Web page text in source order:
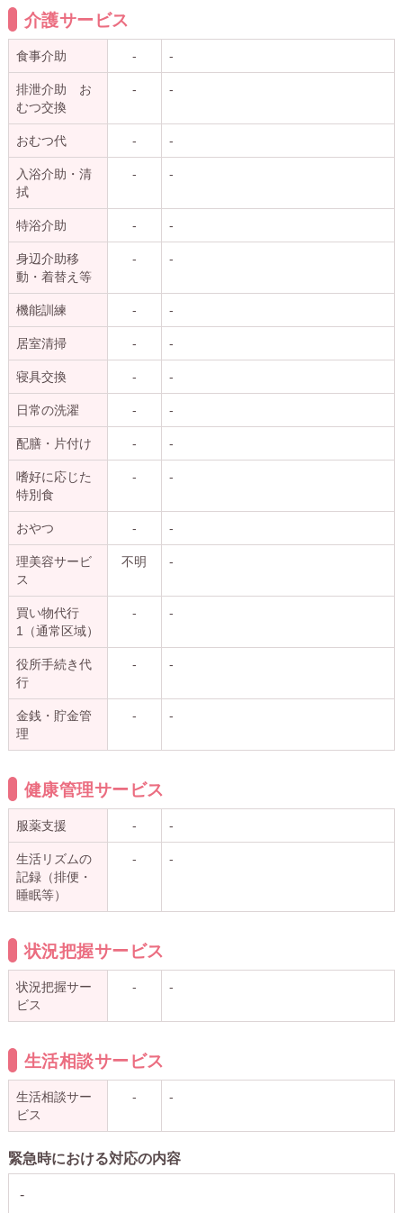
介護サービス
食事介助 - -
排泄介助 お
むつ交換
- -
おむつ代 - -
入浴介助・清
拭
- -
特浴介助 - -
身辺介助移
動・着替え等
- -
機能訓練 - -
居室清掃 - -
寝具交換 - -
日常の洗濯 - -
配膳・片付け - -
嗜好に応じた
特別食
- -
おやつ - -
理美容サービ
ス
不明 -
買い物代行
1（通常区域）
- -
役所手続き代
行
- -
金銭・貯金管
理
- -
健康管理サービス
服薬支援 - -
生活リズムの
記録（排便・
睡眠等）
- -
状況把握サービス
状況把握サー
ビス
- -
生活相談サービス
生活相談サー
ビス
- -
緊急時における対応の内容
-